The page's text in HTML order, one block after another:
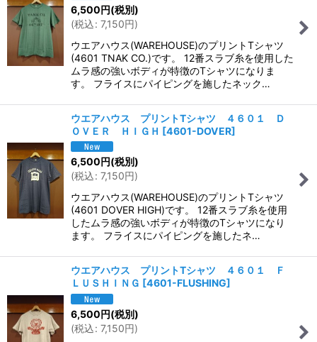
6,500円(税別)
(税込: 7,150円)
ウエアハウス(WAREHOUSE)のプリントTシャツ
(4601 TNAK CO.)です。 12番スラブ糸を使用した
ムラ感の強いボディが特徴のTシャツになりま
す。 フライスにパイピングを施したネック…
ウエアハウス プリントTシャツ ４６０１ Ｄ
ＯＶＥＲ ＨＩＧＨ [4601-DOVER]
6,500円(税別)
(税込: 7,150円)
ウエアハウス(WAREHOUSE)のプリントTシャツ
(4601 DOVER HIGH)です。 12番スラブ糸を使用
したムラ感の強いボディが特徴のTシャツになり
ます。 フライスにパイピングを施したネ…
ウエアハウス プリントTシャツ ４６０１ Ｆ
ＬＵＳＨＩＮＧ [4601-FLUSHING]
6,500円(税別)
(税込: 7,150円)